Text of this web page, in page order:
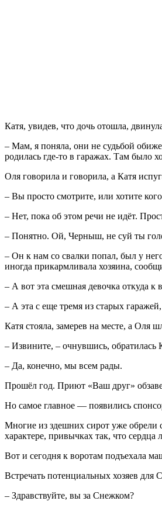
Катя, увидев, что дочь отошла,
– Мам, я поняла, они не судьбой
родилась где-то в гаражах. Там было
Оля говорила и говорила, а Катя
– Вы просто смотрите, или хотите
– Нет, пока об этом речи не идёт.
– Понятно. Ой, Черныш, не суй ты
– Он к нам со свалки попал, был у
иногда прикармливала хозяина,
– А вот эта смешная девочка откуда к
– А эта с еще тремя из старых
Катя стояла, замерев на месте, а Оля
– Извините, – очнувшись,
– Да, конечно, мы всем рады.
Прошёл год. Приют «Ваш друг»
Но самое главное — появились
Многие из здешних сирот уже обрели
характере, привычках так, что
Вот и сегодня к воротам подъехала
Встречать потенциальных хозяев
– Здравствуйте, вы за Снежком?